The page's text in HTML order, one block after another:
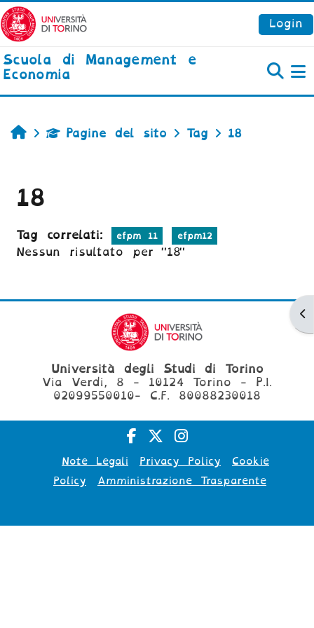
Vai al contenuto principale
Login
Scuola di Management e
Economia
HomePagine del sito Tag 18
18
Tag correlati: efpm 11 efpm12
Nessun risultato per "18"
Università degli Studi di Torino
Via Verdi, 8 - 10124 Torino - P.I.
02099550010- C.F. 80088230018
Note Legali Privacy Policy
Cookie
Policy
Amministrazione Trasparente